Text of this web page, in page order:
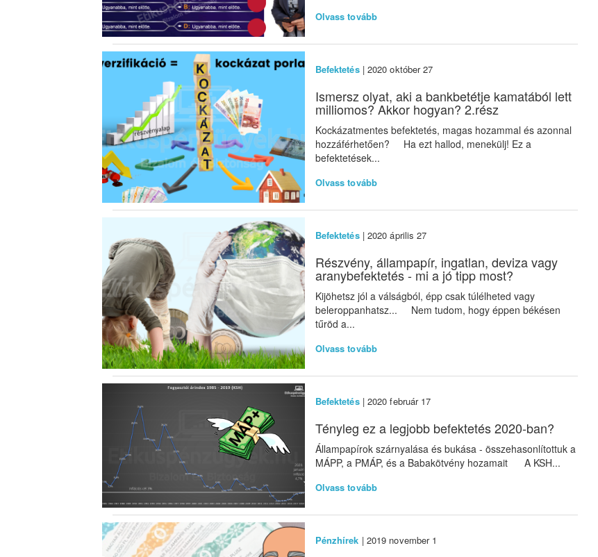
Olvass tovább
Befektetés| 2020 október 27
Ismersz olyat, aki a bankbetétje kamatából lett
milliomos? Akkor hogyan? 2.rész
Kockázatmentes befektetés, magas hozammal és azonnal
hozzáférhetően? Ha ezt hallod, menekülj! Ez a
befektetések...
Olvass tovább
Befektetés| 2020 április 27
Részvény, állampapír, ingatlan, deviza vagy
aranybefektetés - mi a jó tipp most?
Kijöhetsz jól a válságból, épp csak túlélheted vagy
beleroppanhatsz... Nem tudom, hogy éppen békésen
tűröd a...
Olvass tovább
Befektetés| 2020 február 17
Tényleg ez a legjobb befektetés 2020-ban?
Állampapírok szárnyalása és bukása - összehasonlítottuk a
MÁPP, a PMÁP, és a Babakötvény hozamait A KSH...
Olvass tovább
Pénzhírek | 2019 november 1